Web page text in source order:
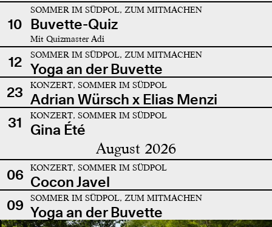
10
SOMMER IM SÜDPOL, ZUM MITMACHEN
Buvette-Quiz
Mit Quizmaster Adi
12 SOMMER IM SÜDPOL, ZUM MITMACHEN
Yoga an der Buvette
23
KONZERT, SOMMER IM SÜDPOL
Adrian Würsch x Elias Menzi
31
KONZERT, SOMMER IM SÜDPOL
Gina Été
August 2026
06 KONZERT, SOMMER IM SÜDPOL
Cocon Javel
09
SOMMER IM SÜDPOL, ZUM MITMACHEN
Yoga an der Buvette